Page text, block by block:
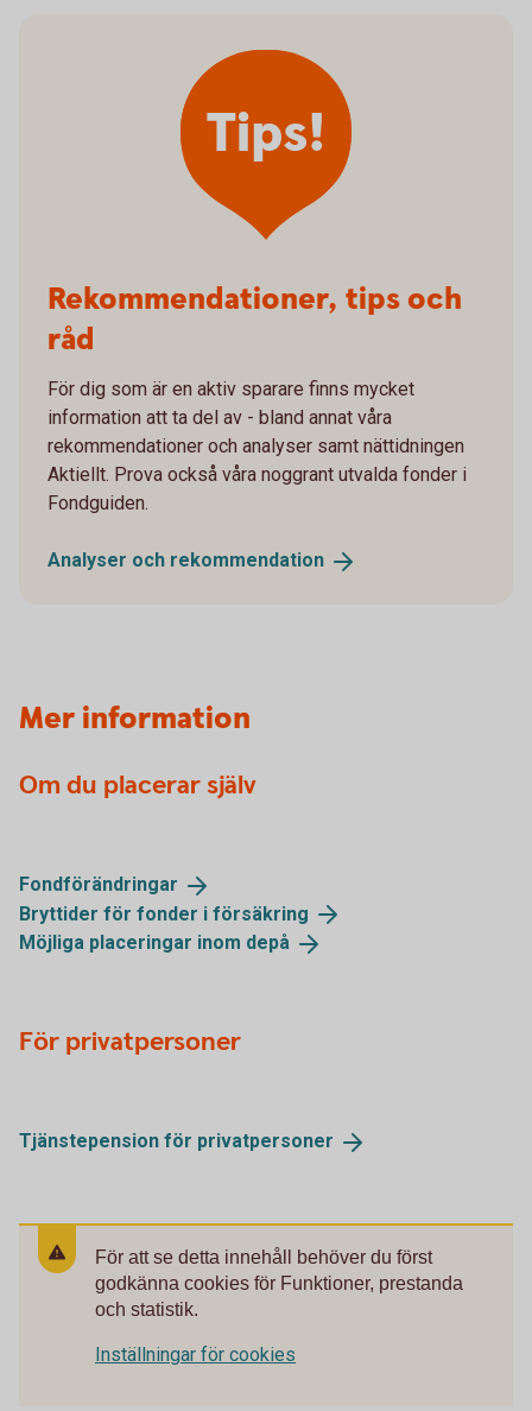
Tips!
Rekommendationer, tips och
råd
För dig som är en aktiv sparare finns mycket
information att ta del av - bland annat våra
rekommendationer och analyser samt nättidningen
Aktiellt. Prova också våra noggrant utvalda fonder i
Fondguiden.
Analyser och rekommendation
Mer information
Om du placerar själv
Fondförändringar
Bryttider för fonder i försäkring
Möjliga placeringar inom depå
För privatpersoner
Tjänstepension för privatpersoner
För att se detta innehåll behöver du först
godkänna cookies för Funktioner, prestanda
och statistik.
Inställningar för cookies